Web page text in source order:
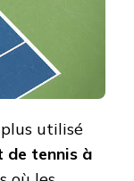
COURT
utilisé
de tennis à